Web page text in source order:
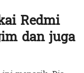
Redmi
dan juga